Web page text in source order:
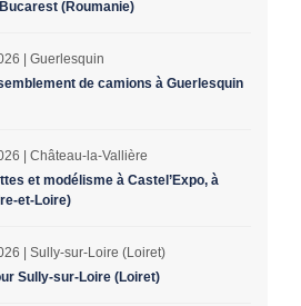
(Roumanie)
| Guerlesquin
de camions à Guerlesquin
| Château-la-Vallière
et modélisme à Castel’Expo, à
et-Loire)
| Sully-sur-Loire (Loiret)
Sully-sur-Loire (Loiret)